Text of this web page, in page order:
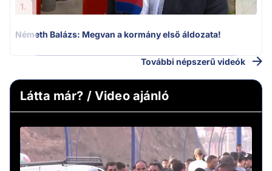
1.
Németh Balázs: Megvan a kormány első áldozata!
További népszerű videók
Látta már? / Video ajánló